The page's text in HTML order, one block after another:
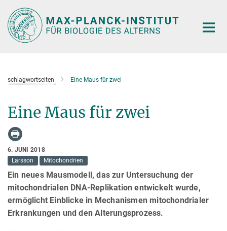
Hauptinhalt
schlagwortseiten Eine Maus für zwei
Eine Maus für zwei
6. JUNI 2018
Larsson
Mitochondrien
Ein neues Mausmodell, das zur Untersuchung der
mitochondrialen DNA-Replikation entwickelt wurde,
ermöglicht Einblicke in Mechanismen mitochondrialer
Erkrankungen und den Alterungsprozess.